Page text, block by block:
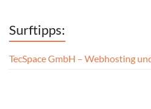
Surftipps:
TecSpace GmbH – Webhosting